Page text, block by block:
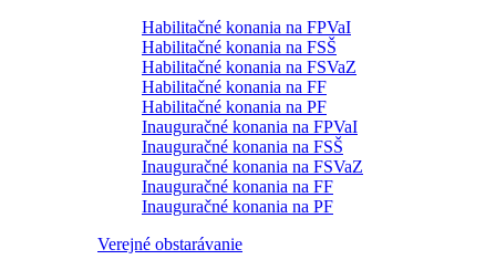
Habilitačné konania na FPVaI
Habilitačné konania na FSŠ
Habilitačné konania na FSVaZ
Habilitačné konania na FF
Habilitačné konania na PF
Inauguračné konania na FPVaI
Inauguračné konania na FSŠ
Inauguračné konania na FSVaZ
Inauguračné konania na FF
Inauguračné konania na PF
Verejné obstarávanie